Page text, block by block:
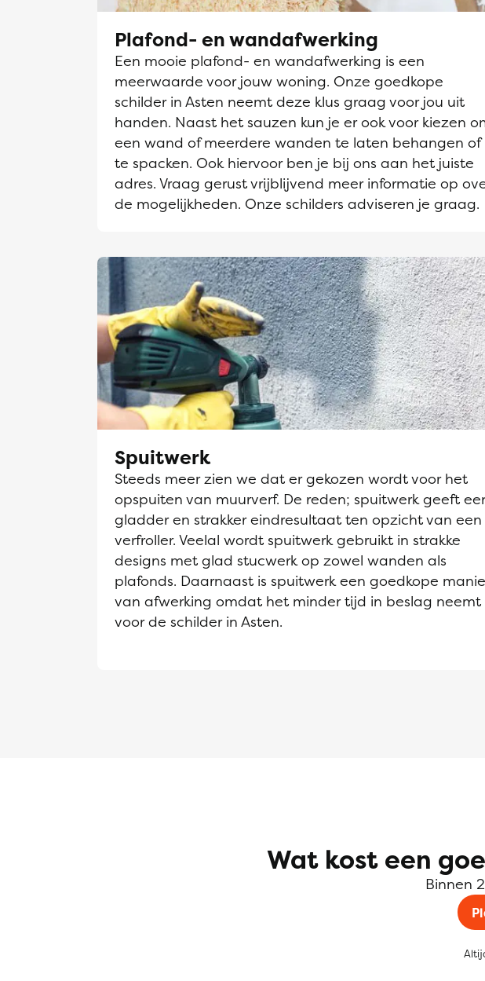
Plafond- en wandafwerking
Een mooie plafond- en wandafwerking is een
meerwaarde voor jouw woning. Onze goedkope
schilder in Asten neemt deze klus graag voor jou uit
handen. Naast het sauzen kun je er ook voor kiezen
een wand of meerdere wanden te laten behangen of
te spacken. Ook hiervoor ben je bij ons aan het juiste
adres. Vraag gerust vrijblijvend meer informatie op
de mogelijkheden. Onze schilders adviseren je graag.
Spuitwerk
Steeds meer zien we dat er gekozen wordt voor het
opspuiten van muurverf. De reden; spuitwerk geeft
gladder en strakker eindresultaat ten opzicht van een
verfroller. Veelal wordt spuitwerk gebruikt in strakke
designs met glad stucwerk op zowel wanden als
plafonds. Daarnaast is spuitwerk een goedkope
van afwerking omdat het minder tijd in beslag neemt
voor de schilder in Asten.
Wat kost een
Binnen